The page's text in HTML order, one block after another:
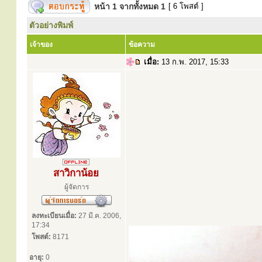
หน้า 1 จากทั้งหมด 1 [ 6 โพสต์ ]
ตัวอย่างพิมพ์
เจ้าของ ข้อความ
เมื่อ: 13 ก.พ. 2017, 15:33
สาวิกาน้อย
ผู้จัดการ
ลงทะเบียนเมื่อ: 27 มี.ค. 2006,
17:34
โพสต์: 8171
อายุ: 0